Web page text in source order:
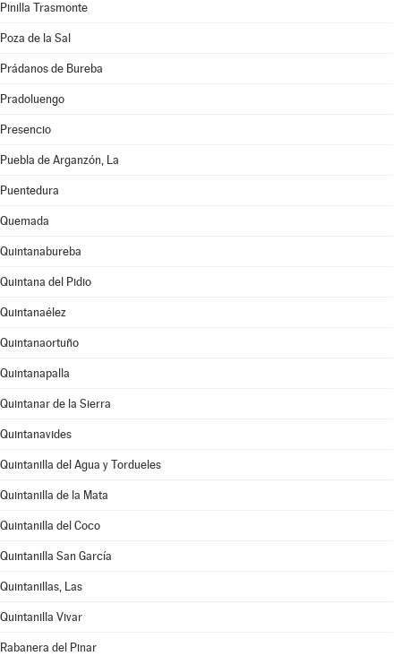
Pinilla Trasmonte
Poza de la Sal
Prádanos de Bureba
Pradoluengo
Presencio
Puebla de Arganzón, La
Puentedura
Quemada
Quintanabureba
Quintana del Pidio
Quintanaélez
Quintanaortuño
Quintanapalla
Quintanar de la Sierra
Quintanavides
Quintanilla del Agua y Tordueles
Quintanilla de la Mata
Quintanilla del Coco
Quintanilla San García
Quintanillas, Las
Quintanilla Vivar
Rabanera del Pinar